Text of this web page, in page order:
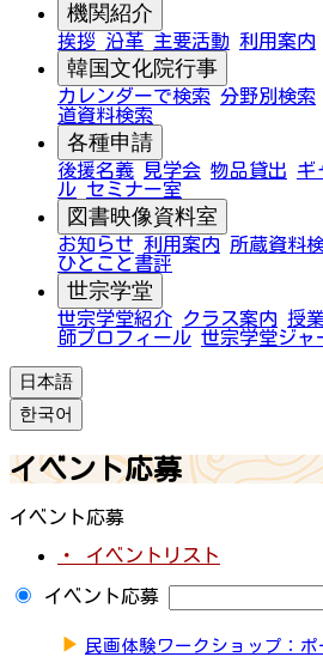
機関紹介
挨拶 沿革 主要活動 利用案内
韓国文化院行事
カレンダーで検索 分野別検索
道資料検索
各種申請
後援名義 見学会 物品貸出 ギ
ル セミナー室
図書映像資料室
お知らせ 利用案内 所蔵資料
ひとこと書評
世宗学堂
世宗学堂紹介 クラス案内 授
師プロフィール 世宗学堂ジャ
日本語
한국어
イベント応募
イベント応募
・ イベントリスト
イベント応募
▶ 民画体験ワークショップ：